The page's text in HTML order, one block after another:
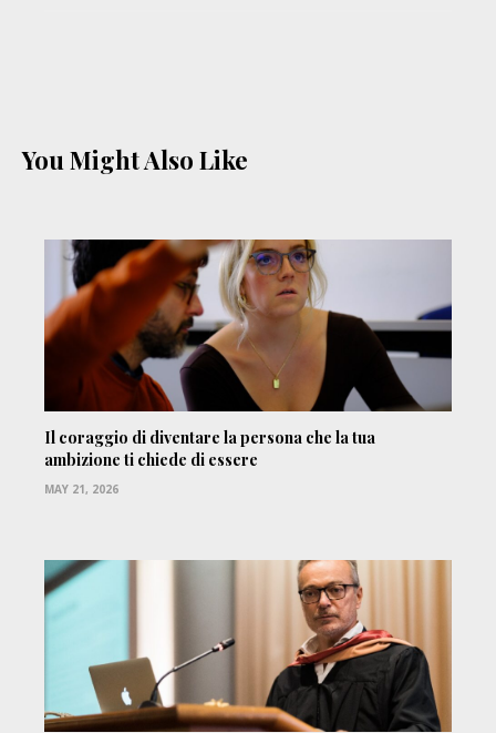
You Might Also Like
Il coraggio di diventare la persona che la tua
ambizione ti chiede di essere
MAY 21, 2026